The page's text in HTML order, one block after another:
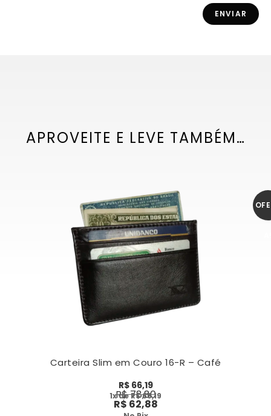
APROVEITE E LEVE TAMBÉM…
Carteira Slim em Couro 16-R – Café
R$78,80
R$ 62,88
R$66,19
1x deR$66,19